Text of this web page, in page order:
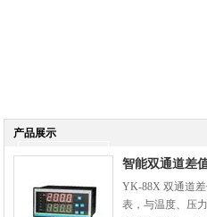
产品展示
智能双通道差
YK-88X 双通道
表，与温度、压